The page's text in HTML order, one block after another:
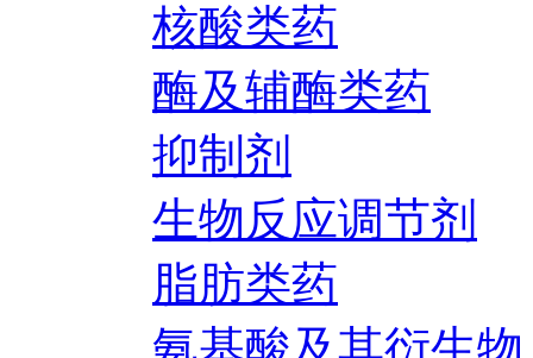
核酸类药
酶及辅酶类药
抑制剂
生物反应调节剂
脂肪类药